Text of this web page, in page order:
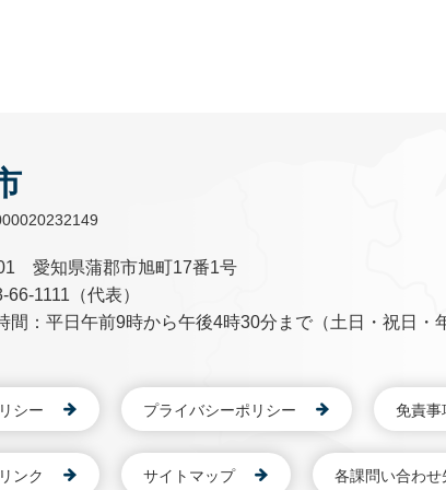
愛知県蒲郡市旭町17番1号
66-1111（代表）
間：平日午前9時から午後4時30分まで（土日・祝日・
シー プライバシーポリシー 免責事
ンク サイトマップ 各課問い合わせ